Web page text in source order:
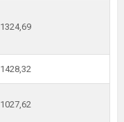
1324,69
1428,32
1027,62